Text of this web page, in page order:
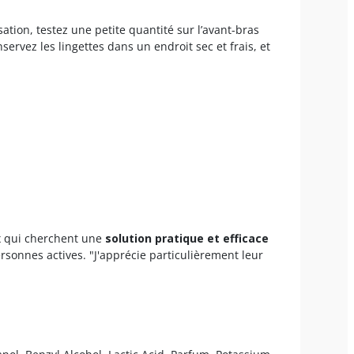
testez une petite quantité sur l’avant-bras
les lingettes dans un endroit sec et frais, et
cherchent une solution pratique et efficace
actives. "J'apprécie particulièrement leur